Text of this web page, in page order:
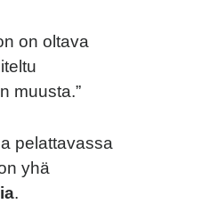
on oltava
muusta.”
pelattavassa
yhä
.